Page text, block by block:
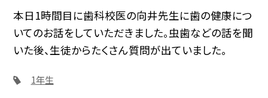
本日1時間目に歯科校医の向井先生に歯の健康につ
いてのお話をしていただきました。虫歯などの話を聞
いた後、生徒からたくさん質問が出ていました。
1年生